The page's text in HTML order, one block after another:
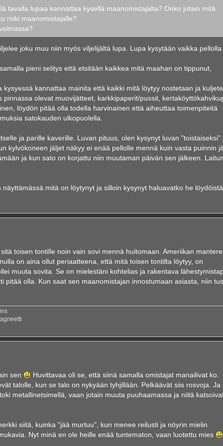
tavalla lupaa kannattaa kysellä maanomistajalta? Onko jotain mitä
riski maanomistajalle?
joku muu niin myös viljelijältä lupa. Lupa kysytään vaikka pellolla
pieni selitys että etsitään kaikkea mitä maahan on tippunut,
kannattaa mainita että kaikki mitä löytyy nostetaan ja
olevat muovijätteet, karkkipaperit/pussit,
löydön pitää olla todella harvinainen että aiheuttaa toimenpiteitä
satokauden ulkopuolella.
ja parille kaverille. Luvan pituus, olen kysynyt luvan "toistaiseksi"
kylvökoneen jäljet näkyy ei enää pellolle mennä kuin vasta puinnin
ja kun sato on korjattu niin muutaman päivän sen jälkeen.
mitä on löytynyt ja silloin kysynyt haluavatko he
toisen tontille noin vain sovi mennä huitomaan. Ameriikan
on aina ollut periaatteena, että mitä toisen tontilta löytyy, on
muuta sovita. Se on mielestäni kohtelias ja rakentava
pitää olla. Kun saat sen maanomistajan innostumaan asiasta, niin
sen
Huvittavaa oli se, että siinä samalla omistajat manailivat ko.
talolle, kun se talo on nykyään tyhjillään. Pelkäävät siis rosvoja. Ja
metallinetsimellä, vaan jotain muuta puuhaamassa ja niitä
siitä, kuinka "jää murtuu", kun menee reilusti ja nöyrin mielin
Nyt minä en ole heille enää tuntematon, vaan luotettu mies